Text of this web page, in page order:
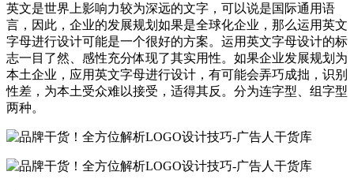
英文是世界上影响力较为深远的文字，可以说是国际通用语
言，因此，企业的发展规划如果是全球化企业，那么运用英文
字母进行设计可能是一个很好的方案。运用英文字母设计的标
志一目了然、感性充分体现了其实用性。如果企业发展规划为
本土企业，应用英文字母进行设计，有可能会弄巧成拙，识别
性差，为本土受众难以接受，适得其反。分为连字型、组字型
两种。